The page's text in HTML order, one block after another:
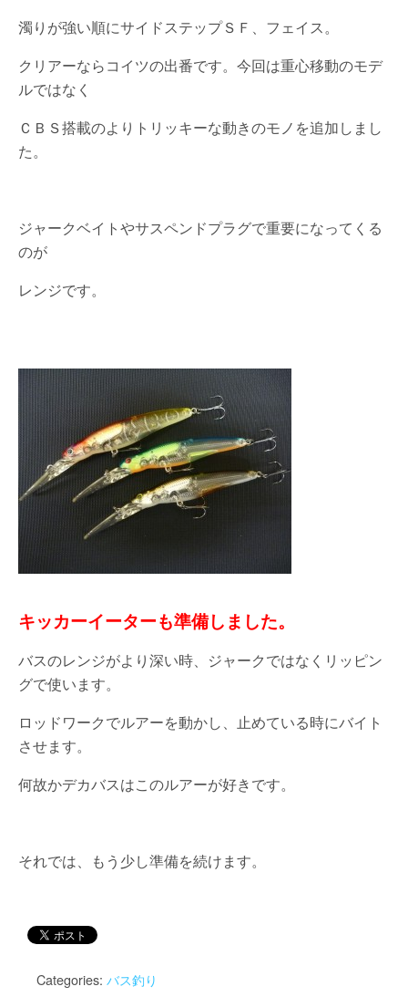
濁りが強い順にサイドステップＳＦ、フェイス。
クリアーならコイツの出番です。今回は重心移動のモデ
ルではなく
ＣＢＳ搭載のよりトリッキーな動きのモノを追加しまし
た。
ジャークベイトやサスペンドプラグで重要になってくる
のが
レンジです。
キッカーイーターも準備しました。
バスのレンジがより深い時、ジャークではなくリッピン
グで使います。
ロッドワークでルアーを動かし、止めている時にバイト
させます。
何故かデカバスはこのルアーが好きです。
それでは、もう少し準備を続けます。
Categories: バス釣り